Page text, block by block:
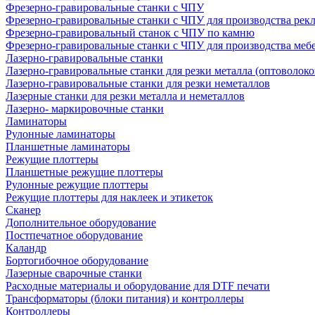
Фрезерно-гравировальные станки с ЧПУ
Фрезерно-гравировальные станки с ЧПУ для производства
Фрезерно-гравировальный станок с ЧПУ по камню
Фрезерно-гравировальные станки с ЧПУ для производства
Лазерно-гравировальные станки
Лазерно-гравировальные станки для резки металла
Лазерно-гравировальные станки для резки неметаллов
Лазерные станки для резки металла и неметаллов
Лазерно- маркировочные станки
Ламинаторы
Рулонные ламинаторы
Планшетные ламинаторы
Режущие плоттеры
Планшетные режущие плоттеры
Рулонные режущие плоттеры
Режущие плоттеры для наклеек и этикеток
Сканер
Дополнительное оборудование
Постпечатное оборудование
Каландр
Бортогибочное оборудование
Лазерные сварочные станки
Расходные материалы и оборудование для DTF печати
Трансформаторы (блоки питания) и контроллеры
Контроллеры